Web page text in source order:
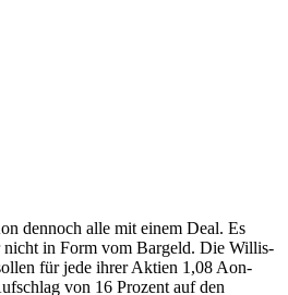
dennoch alle mit einem Deal. Es
in Form vom Bargeld. Die Willis-
für jede ihrer Aktien 1,08 Aon-
von 16 Prozent auf den